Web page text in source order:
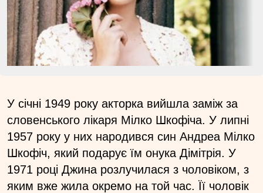
У січні 1949 року акторка вийшла заміж за
словенського лікаря Мілко Шкофіча. У липні
1957 року у них народився син Андреа Мілко
Шкофіч, який подарує їм онука Дімітрія. У
1971 році Джина розлучилася з чоловіком, з
яким вже жила окремо на той час. Її чоловік